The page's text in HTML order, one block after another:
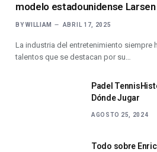
modelo estadounidense
BY WILLIAM ABRIL 17, 2025
La industria del entretenimiento siempre
talentos que se destacan por su…
Padel
Dónde Jugar
AGOSTO 25, 2024
Todo sobre